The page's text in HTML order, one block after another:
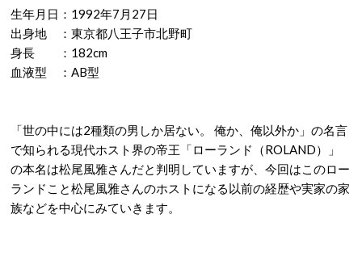
生年月日：1992年7月27日
出身地 ：東京都八王子市北野町
身長 ：182cm
血液型 ：AB型
「世の中には2種類の男しか居ない。 俺か、俺以外か」の名言
で知られる現代ホスト界の帝王「ローランド（ROLAND）」
の本名は松尾風雅さんだと判明していますが、今回はこのロー
ランドこと松尾風雅さんのホストになる以前の経歴や実家の家
族などを中心にみていきます。